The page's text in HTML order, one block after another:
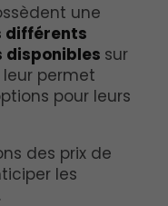
une
différents
disponibles sur
permet
pour leurs
des prix de
les